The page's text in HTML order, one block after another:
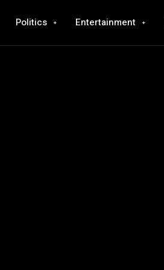
Politics Entertainment